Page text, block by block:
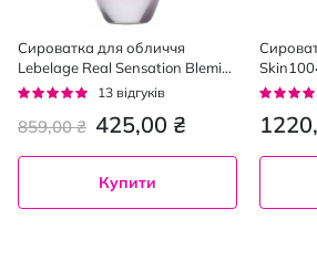
Сироватка для обличчя
Lebelage Real Sensation Blemish
ампульна для звуження пор
Рейтинг:
13 відгуків
425,00 ₴
859,00 ₴
Купити
Tea-
100 мл